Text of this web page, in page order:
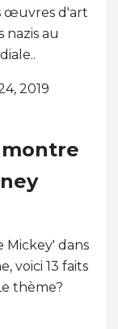
œuvres d'art
nazis au
2019
dans
voici 13 faits
thème?